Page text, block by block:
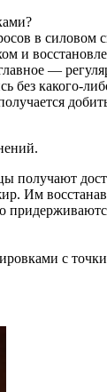
в силовом
и
—
без какого-
Им
с